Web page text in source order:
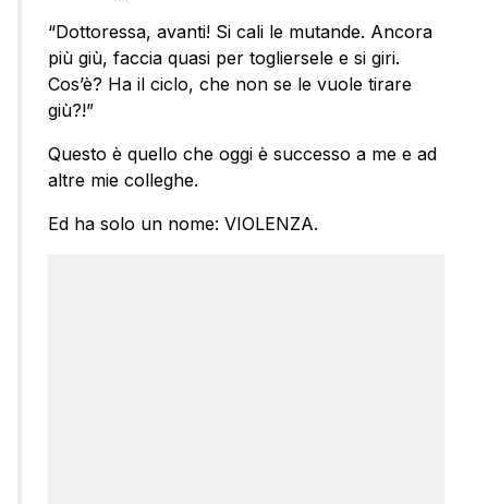
“Dottoressa, avanti! Si cali le mutande. Ancora
più giù, faccia quasi per togliersele e si giri.
Cos’è? Ha il ciclo, che non se le vuole tirare
giù?!”
Questo è quello che oggi è successo a me e ad
altre mie colleghe.
Ed ha solo un nome: VIOLENZA.